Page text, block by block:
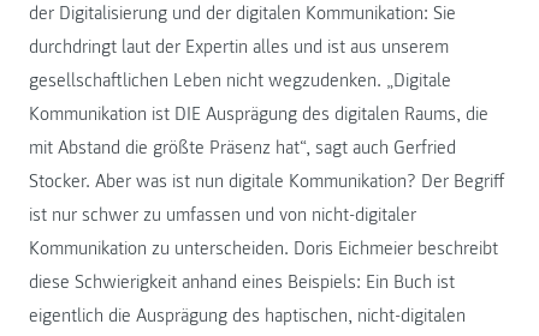
der Digitalisierung und der digitalen Kommunikation: Sie
durchdringt laut der Expertin alles und ist aus unserem
gesellschaftlichen Leben nicht wegzudenken. „Digitale
Kommunikation ist DIE Ausprägung des digitalen Raums, die
mit Abstand die größte Präsenz hat“, sagt auch Gerfried
Stocker. Aber was ist nun digitale Kommunikation? Der Begriff
ist nur schwer zu umfassen und von nicht-digitaler
Kommunikation zu unterscheiden. Doris Eichmeier beschreibt
diese Schwierigkeit anhand eines Beispiels: Ein Buch ist
eigentlich die Ausprägung des haptischen, nicht-digitalen